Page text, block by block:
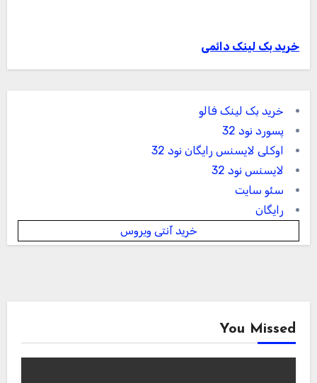
خرید بک لینک دائمی
خرید بک لینک فالو
پسورد نود 32
اوکلی لایسنس رایگان نود 32
لایسنس نود 32
سئو سایت
رایگان
خرید آنتی ویروس
You Missed